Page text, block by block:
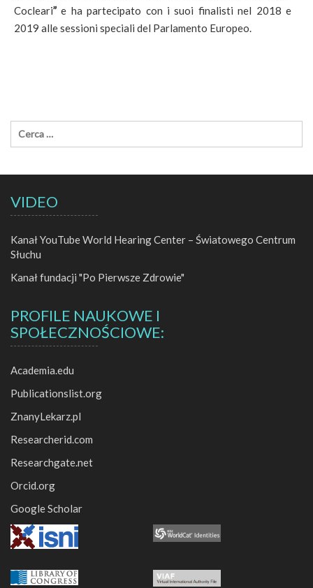
Cocleari”e ha partecipato con i suoi finalisti nel 2018 e
2019 alle sessioni speciali del Parlamento Europeo.
VIDEO
Kanał YouTube World Hearing Center – Światowego Centrum
Słuchu
Kanał fundacji "Po Pierwsze Zdrowie"
PROFILE NAUKOWE I
SPOŁECZNOŚCIOWE:
Academia.edu
Publicationslist.org
ZnanyLekarz.pl
Researcherid.com
Researchgate.net
Orcid.org
Google Scholar